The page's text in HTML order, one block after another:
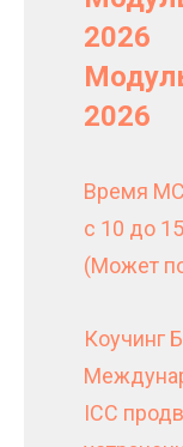
2026
2026
Время
с 10 до
(Может
Коучинг
ICC